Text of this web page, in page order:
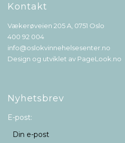
Kontakt
Vækerøveien 205 A, 0751 Oslo
400 92 004
info@oslokvinnehelsesenter.no
Design og utviklet av PageLook.no
Nyhetsbrev
E-post: